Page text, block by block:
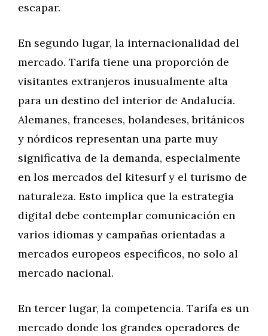
escapar.
En segundo lugar, la internacionalidad del
mercado. Tarifa tiene una proporción de
visitantes extranjeros inusualmente alta
para un destino del interior de Andalucía.
Alemanes, franceses, holandeses, británicos
y nórdicos representan una parte muy
significativa de la demanda, especialmente
en los mercados del kitesurf y el turismo de
naturaleza. Esto implica que la estrategia
digital debe contemplar comunicación en
varios idiomas y campañas orientadas a
mercados europeos específicos, no solo al
mercado nacional.
En tercer lugar, la competencia. Tarifa es un
mercado donde los grandes operadores de